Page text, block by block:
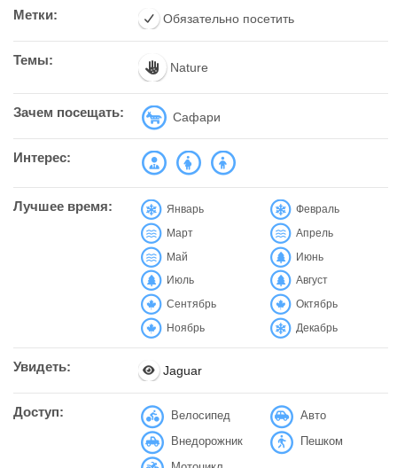
Метки: Обязательно посетить
Темы: Nature
Зачем посещать: Сафари
Интерес:
Лучшее время: Январь Февраль
Март Апрель
Май Июнь
Июль Август
Сентябрь Октябрь
Ноябрь Декабрь
Увидеть: Jaguar
Доступ: Велосипед
Авто
Внедорожник
Пешком